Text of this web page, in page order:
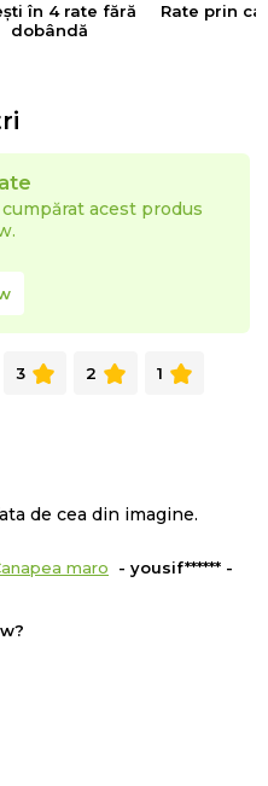
în 4 rate fără
dobândă
Rate prin
acest produs
3 2 1
de cea din imagine.
maro
- yousif****** -